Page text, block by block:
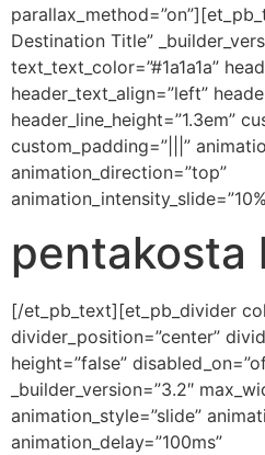
Destination Title”
text_text_color=”#1a1a1a”
header_text_align=”left”
header_line_height=”1.3em”
custom_padding=”|||”
animation_direction=”top”
pentakosta
[/et_pb_text][et_pb_divider
divider_position=”center”
height=”false”
_builder_version=”3.2″
animation_style=”slide”
animation_delay=”100ms”